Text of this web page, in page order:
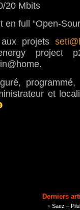
20 Mbits
full “Open-
projets
project
et
Derniers
Saez –